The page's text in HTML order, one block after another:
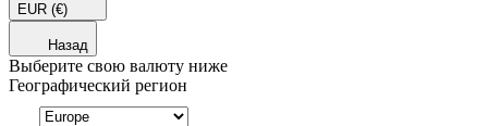
EUR (€)
Назад
Выберите свою валюту ниже
Географический регион